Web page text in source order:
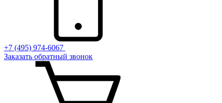
+7 (495) 974-6067
Заказать обратный звонок